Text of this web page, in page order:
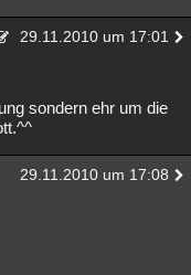
29.11.2010 um 17:01
sondern ehr um die
29.11.2010 um 17:08